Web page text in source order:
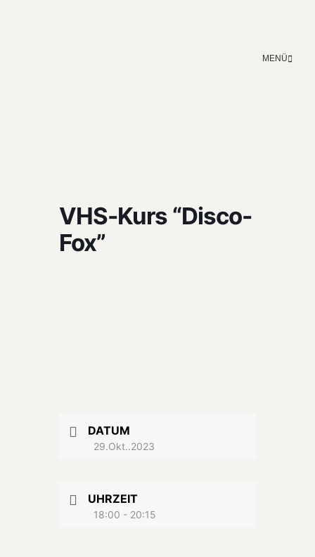
MENÜ
VHS-Kurs “Disco-
Fox”
DATUM
29.Okt..2023
UHRZEIT
18:00 - 20:15